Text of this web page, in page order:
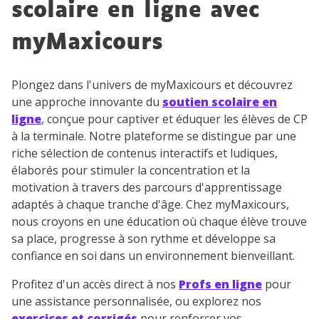
scolaire en ligne avec
myMaxicours
Plongez dans l'univers de myMaxicours et découvrez
une approche innovante du soutien scolaire en
ligne, conçue pour captiver et éduquer les élèves de CP
à la terminale. Notre plateforme se distingue par une
riche sélection de contenus interactifs et ludiques,
élaborés pour stimuler la concentration et la
motivation à travers des parcours d'apprentissage
adaptés à chaque tranche d'âge. Chez myMaxicours,
nous croyons en une éducation où chaque élève trouve
sa place, progresse à son rythme et développe sa
confiance en soi dans un environnement bienveillant.
Profitez d'un accès direct à nos Profs en ligne pour
une assistance personnalisée, ou explorez nos
désinscrire à tout moment, à travers le lien de
désinscription présent dans chaque newsletter. Pour
en savoir plus sur la gestion de vos données
personnelles et pour exercer vos droits, vous pouvez